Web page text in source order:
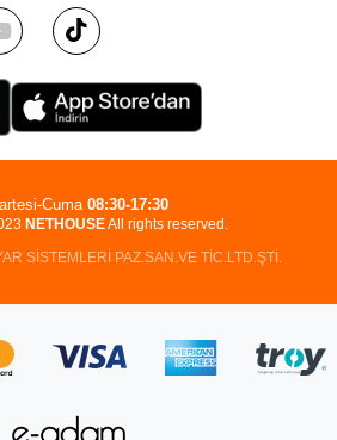
NETHOUSEAll rights reserved.
SİSTEMLERİ PAZ.SAN.VE TİC.LTD.ŞTİ.
Cuma 08:30-17:30